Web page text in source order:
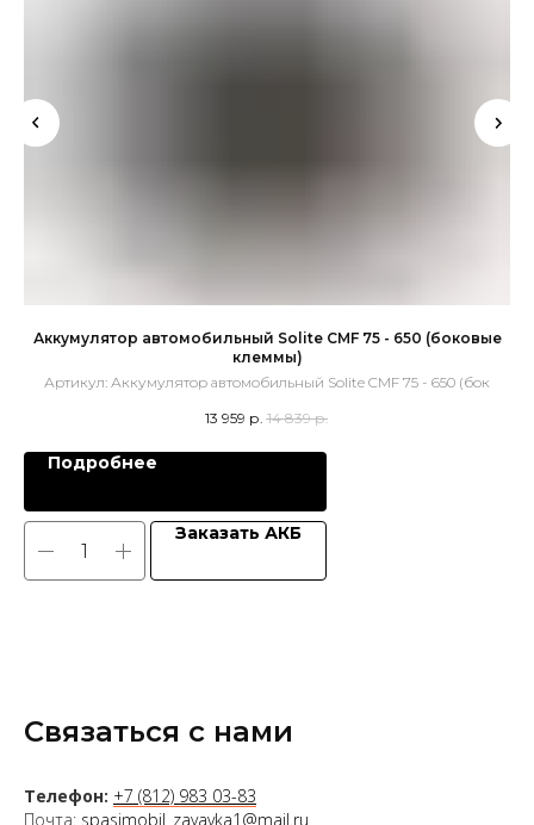
Аккумулятор автомобильный Solite CMF 75 - 650 (боковые
клеммы)
Артикул: Аккумулятор автомобильный Solite CMF 75 - 650 (бок
13 959 р. 14 839 р.
Подробнее
Заказать АКБ
Связаться с нами
Телефон: +7 (812) 983 03-83
Почта: spasimobil_zayavka1@mail.ru